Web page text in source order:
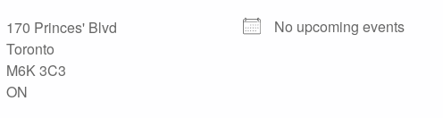
170 Princes' Blvd
Toronto
M6K 3C3
ON
No upcoming events